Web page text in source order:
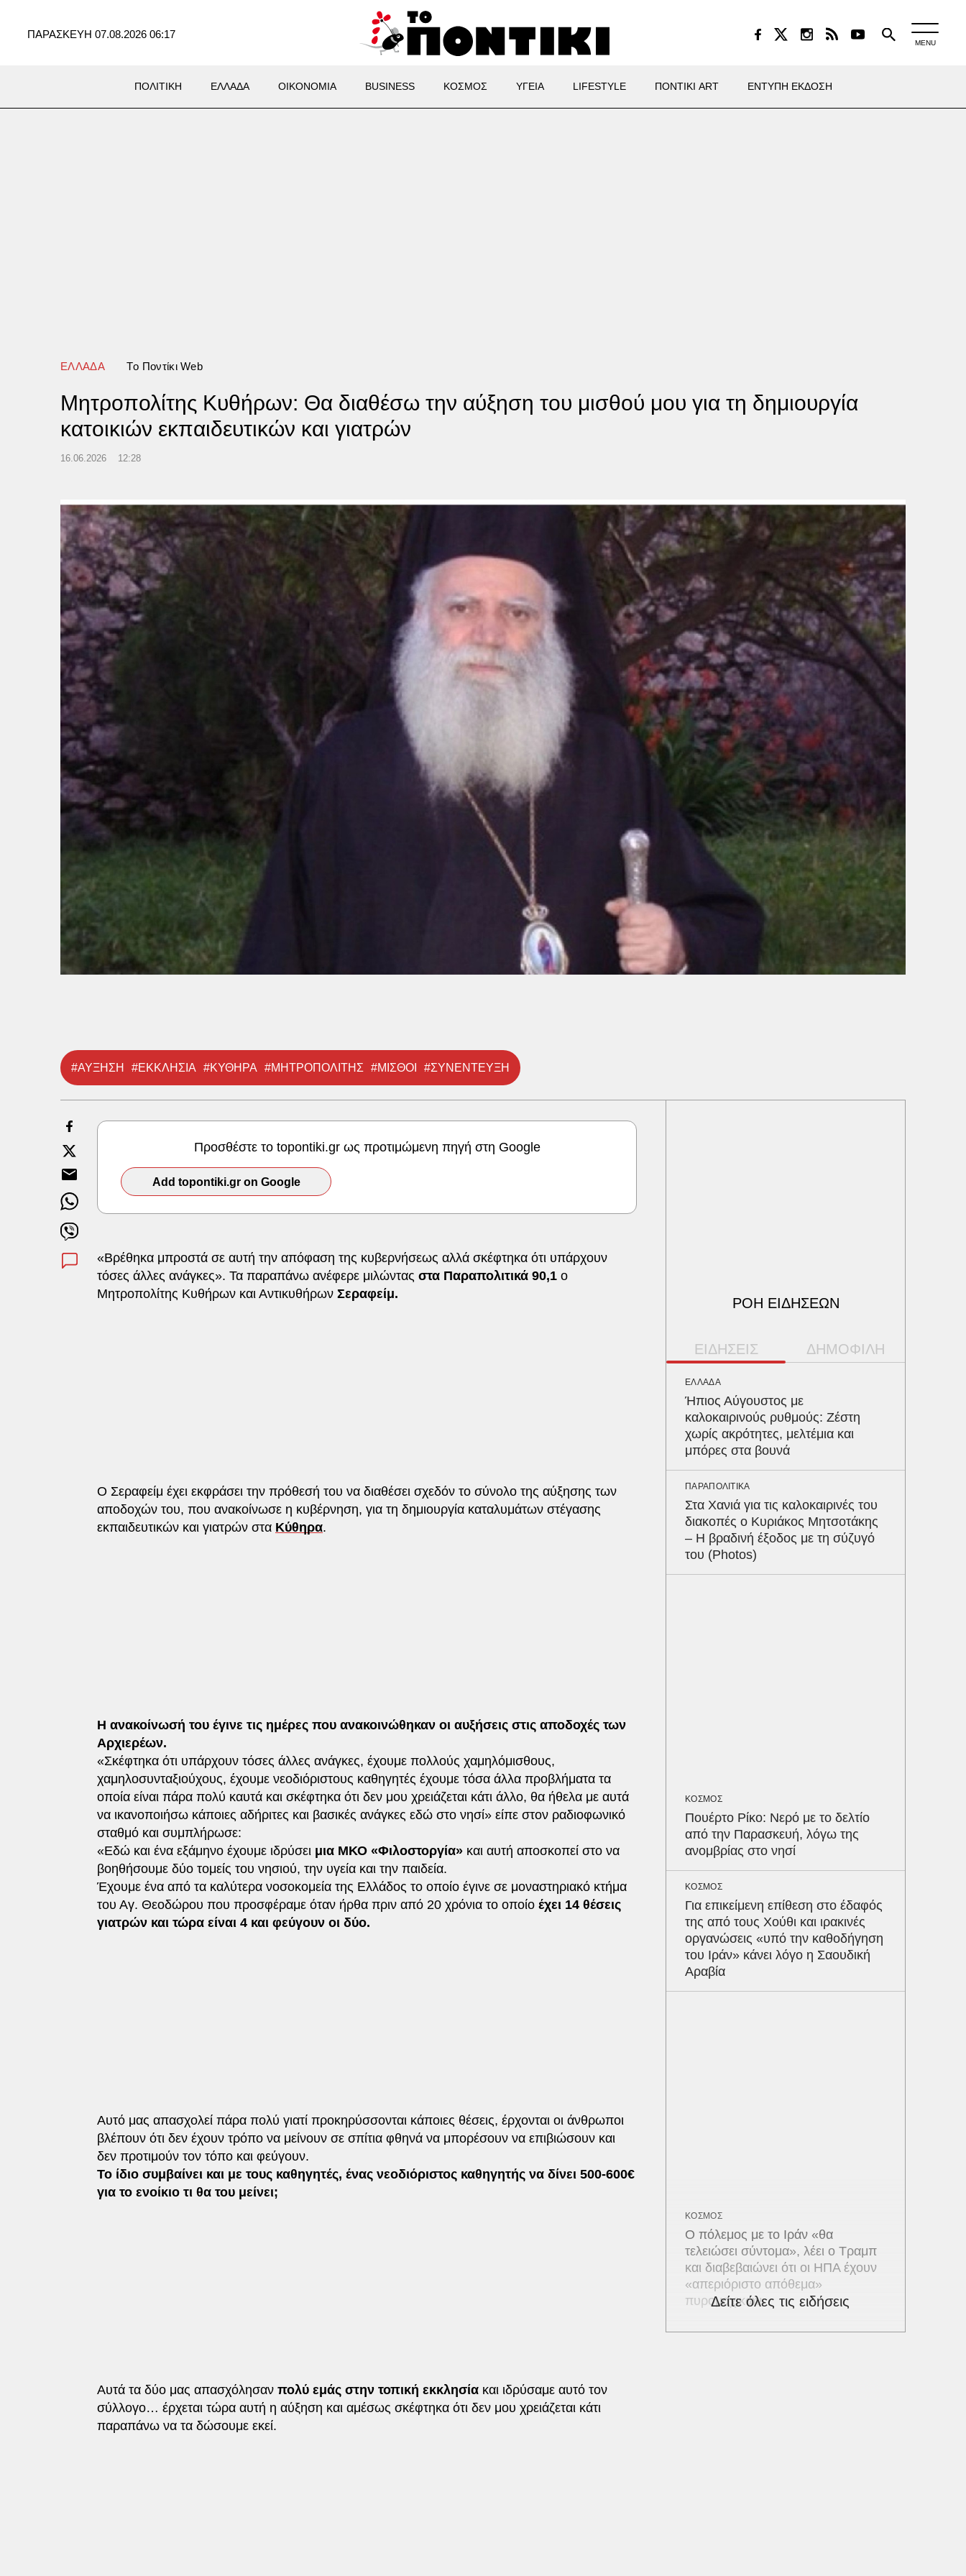
ΠΑΡΑΣΚΕΥΗ 07.08.2026 06:17
MENU
ΠΟΛΙΤΙΚΗ ΕΛΛΑΔΑ ΟΙΚΟΝΟΜΙΑ BUSINESS ΚΟΣΜΟΣ ΥΓΕΙΑ LIFESTYLE ΠΟΝΤΙΚΙ ART ΕΝΤΥΠΗ ΕΚΔΟΣΗ
ΕΛΛΑΔΑ Tο Ποντίκι Web
Μητροπολίτης Κυθήρων: Θα διαθέσω την αύξηση του μισθού μου για τη δημιουργία
κατοικιών εκπαιδευτικών και γιατρών
16.06.2026 12:28
#ΑΥΞΗΣΗ #ΕΚΚΛΗΣΙΑ #ΚΥΘΗΡΑ #ΜΗΤΡΟΠΟΛΙΤΗΣ #ΜΙΣΘΟΙ #ΣΥΝΕΝΤΕΥΞΗ
Προσθέστε το topontiki.gr ως προτιμώμενη πηγή στη Google
Add topontiki.gr on Google
«Βρέθηκα μπροστά σε αυτή την απόφαση της κυβερνήσεως αλλά σκέφτηκα ότι υπάρχουν
τόσες άλλες ανάγκες». Τα παραπάνω ανέφερε μιλώντας στα Παραπολιτικά 90,1 ο
Μητροπολίτης Κυθήρων και Αντικυθήρων Σεραφείμ.
Ο Σεραφείμ έχει εκφράσει την πρόθεσή του να διαθέσει σχεδόν το σύνολο της αύξησης των
αποδοχών του, που ανακοίνωσε η κυβέρνηση, για τη δημιουργία καταλυμάτων στέγασης
εκπαιδευτικών και γιατρών στα Κύθηρα.
Η ανακοίνωσή του έγινε τις ημέρες που ανακοινώθηκαν οι αυξήσεις στις αποδοχές των
Αρχιερέων.
«Σκέφτηκα ότι υπάρχουν τόσες άλλες ανάγκες, έχουμε πολλούς χαμηλόμισθους,
χαμηλοσυνταξιούχους, έχουμε νεοδιόριστους καθηγητές έχουμε τόσα άλλα προβλήματα τα
οποία είναι πάρα πολύ καυτά και σκέφτηκα ότι δεν μου χρειάζεται κάτι άλλο, θα ήθελα με αυτά
να ικανοποιήσω κάποιες αδήριτες και βασικές ανάγκες εδώ στο νησί» είπε στον ραδιοφωνικό
σταθμό και συμπλήρωσε:
«Εδώ και ένα εξάμηνο έχουμε ιδρύσει μια ΜΚΟ «Φιλοστοργία» και αυτή αποσκοπεί στο να
βοηθήσουμε δύο τομείς του νησιού, την υγεία και την παιδεία.
Έχουμε ένα από τα καλύτερα νοσοκομεία της Ελλάδος το οποίο έγινε σε μοναστηριακό κτήμα
του Αγ. Θεοδώρου που προσφέραμε όταν ήρθα πριν από 20 χρόνια το οποίο έχει 14 θέσεις
γιατρών και τώρα είναι 4 και φεύγουν οι δύο.
Αυτό μας απασχολεί πάρα πολύ γιατί προκηρύσσονται κάποιες θέσεις, έρχονται οι άνθρωποι
βλέπουν ότι δεν έχουν τρόπο να μείνουν σε σπίτια φθηνά να μπορέσουν να επιβιώσουν και
δεν προτιμούν τον τόπο και φεύγουν.
Το ίδιο συμβαίνει και με τους καθηγητές, ένας νεοδιόριστος καθηγητής να δίνει 500-600€
για το ενοίκιο τι θα του μείνει;
Αυτά τα δύο μας απασχόλησαν πολύ εμάς στην τοπική εκκλησία και ιδρύσαμε αυτό τον
σύλλογο… έρχεται τώρα αυτή η αύξηση και αμέσως σκέφτηκα ότι δεν μου χρειάζεται κάτι
παραπάνω να τα δώσουμε εκεί.
ΡΟΗ ΕΙΔΗΣΕΩΝ
ΕΙΔΗΣΕΙΣ ΔΗΜΟΦΙΛΗ
ΕΛΛΑΔΑ
Ήπιος Αύγουστος με
καλοκαιρινούς ρυθμούς: Ζέστη
χωρίς ακρότητες, μελτέμια και
μπόρες στα βουνά
ΠΑΡΑΠΟΛΙΤΙΚΑ
Στα Χανιά για τις καλοκαιρινές του
διακοπές ο Κυριάκος Μητσοτάκης
– Η βραδινή έξοδος με τη σύζυγό
του (Photos)
ΚΟΣΜΟΣ
Πουέρτο Ρίκο: Νερό με το δελτίο
από την Παρασκευή, λόγω της
ανομβρίας στο νησί
ΚΟΣΜΟΣ
Για επικείμενη επίθεση στο έδαφός
της από τους Χούθι και ιρακινές
οργανώσεις «υπό την καθοδήγηση
του Ιράν» κάνει λόγο η Σαουδική
Αραβία
ΚΟΣΜΟΣ
Ο πόλεμος με το Ιράν «θα
τελειώσει σύντομα», λέει ο Τραμπ
και διαβεβαιώνει ότι οι ΗΠΑ έχουν
«απεριόριστο απόθεμα»
πυρομαχικών
Δείτε όλες τις ειδήσεις